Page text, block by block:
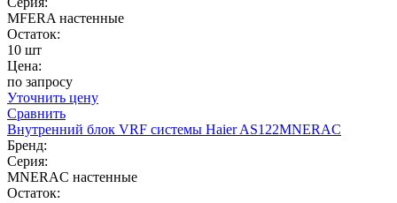
MFERA настенные
Остаток:
10 шт
Цена:
по запросу
Уточнить цену
Сравнить
Внутренний блок VRF системы Haier AS122MNERAC
Бренд:
Серия:
MNERAC настенные
Остаток: